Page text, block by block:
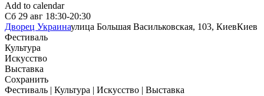
Add to calendar
Сб 29 авг 18:30-20:30
Дворец Украинаулица Большая Васильковская, 103, КиевКиев
Фестиваль
Культура
Искусство
Выставка
Сохранить
Фестиваль | Культура | Искусство | Выставка